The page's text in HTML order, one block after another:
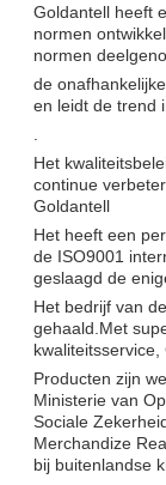
Goldantell heeft
normen
normen
de
en leidt de trend
Het
continue
Goldantell
Het heeft een
de ISO9001
geslaagd de
Het bedrijf van
gehaald. Met
kwaliteitsservice,
Producten zijn
Ministerie van
Sociale
Merchandize
bij buitenlandse